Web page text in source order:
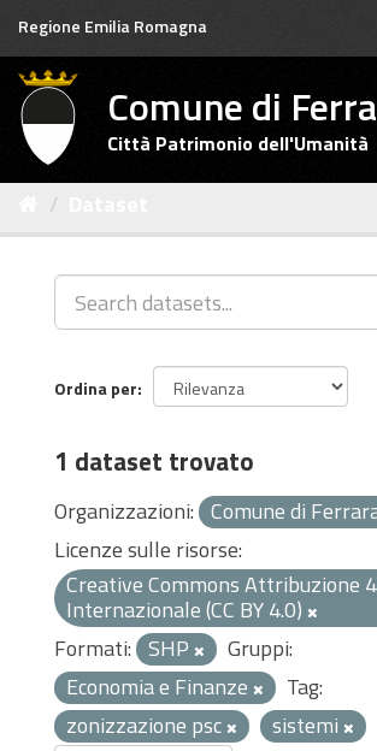
Salta
contenuto
Regione Emilia Romagna
Comune di
Città Patrimonio dell'Umanità
Ordina per
1 dataset trovato
Organizzazioni: Comune di
Licenze sulle risorse:
Creative Commons Attribuzione
Internazionale (CC BY 4.0)
Formati: SHP
Gruppi:
Economia e Finanze
Tag:
zonizzazione psc
sistemi